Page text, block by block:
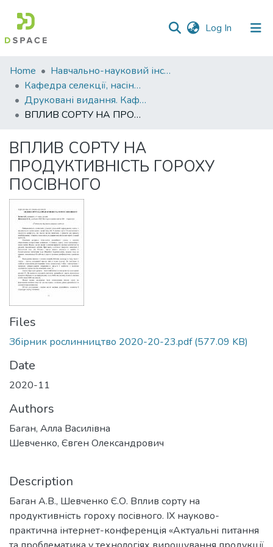
Log In (current)
Communities
&
Collections
All of DSpace
Statistics
Home
Навчально-науковий інститут агротехнологій, селекції та екології
Кафедра селекції, насінництва і генетики
Друковані видання. Кафедра селекції, насінництва і генетики
ВПЛИВ СОРТУ НА ПРОДУКТИВНІСТЬ ГОРОХУ ПОСІВНОГО
ВПЛИВ СОРТУ НА
ПРОДУКТИВНІСТЬ ГОРОХУ
ПОСІВНОГО
Files
Збірник рослинництво 2020-20-23.pdf(577.09 KB)
Date
2020-11
Authors
Баган, Алла Василівна
Шевченко, Євген Олександрович
Description
Баган А.В., Шевченко Є.О. Вплив сорту на
продуктивність гороху посівного. ІХ науково-
практична інтернет-конференція «Актуальні питання